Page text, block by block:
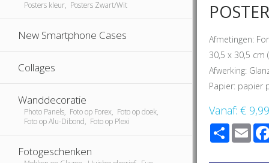
Posters kleur, Posters Zwart/Wit
New Smartphone Cases
Collages
Wanddecoratie
Photo Panels, Foto op Forex, Foto op doek,
Foto op Alu-Dibond, Foto op Plexi
Fotogeschenken
Afmetingen:
30,5 x 30,5 cm
Afwerking:
Papier: papier
Vanaf:€
Share